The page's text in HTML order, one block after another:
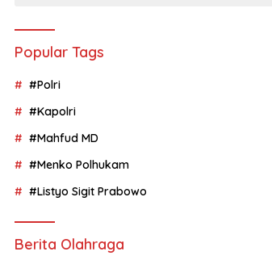
Popular Tags
#Polri
#Kapolri
#Mahfud MD
#Menko Polhukam
#Listyo Sigit Prabowo
Berita Olahraga